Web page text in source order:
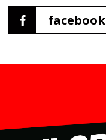
facebook